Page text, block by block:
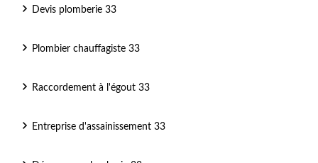
Devis plomberie 33
Plombier chauffagiste 33
Raccordement à l'égout 33
Entreprise d'assainissement 33